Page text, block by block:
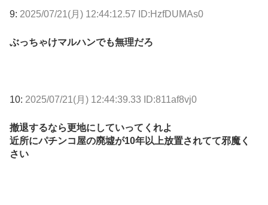
9: 2025/07/21(月) 12:44:12.57 ID:HzfDUMAs0
ぶっちゃけマルハンでも無理だろ
10: 2025/07/21(月) 12:44:39.33 ID:811af8vj0
撤退するなら更地にしていってくれよ
近所にパチンコ屋の廃墟が10年以上放置されてて邪魔く
さい